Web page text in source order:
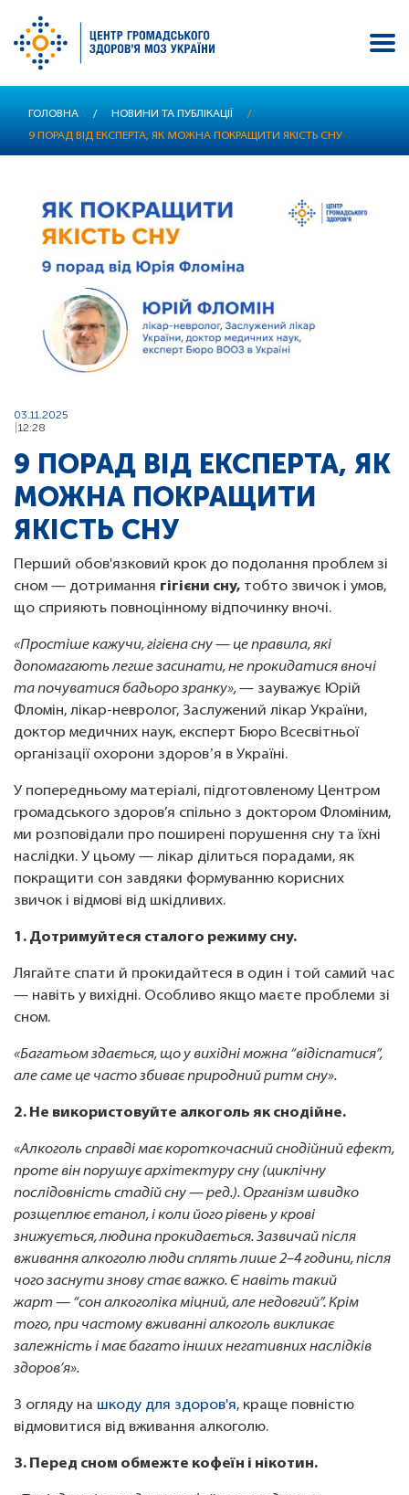
основного
ГОЛОВНА / НОВИНИ ТА ПУБЛІКАЦІЇ
/
9 ПОРАД ВІД ЕКСПЕРТА, ЯК МОЖНА ПОКРАЩИТИ ЯКІСТЬ СНУ
03.11.2025
12:28
9 ПОРАД ВІД ЕКСПЕРТА, ЯК
МОЖНА ПОКРАЩИТИ
ЯКІСТЬ СНУ
Перший обов'язковий крок до подолання проблем зі
сном — дотримання гігієни сну, тобто звичок і умов,
що сприяють повноцінному відпочинку вночі.
«Простіше кажучи, гігієна сну — це правила, які
допомагають легше засинати, не прокидатися вночі
та почуватися бадьоро зранку»,— зауважує Юрій
Фломін, лікар-невролог, Заслужений лікар України,
доктор медичних наук, експерт Бюро Всесвітньої
організації охорони здоровʼя в Україні.
У попередньому матеріалі, підготовленому Центром
громадського здоров’я спільно з доктором Фломіним,
ми розповідали про поширені порушення сну та їхні
наслідки. У цьому — лікар ділиться порадами, як
покращити сон завдяки формуванню корисних
звичок і відмові від шкідливих.
1. Дотримуйтеся сталого режиму сну.
Лягайте спати й прокидайтеся в один і той самий час
— навіть у вихідні. Особливо якщо маєте проблеми зі
сном.
«Багатьом здається, що у вихідні можна “відіспатися”,
але саме це часто збиває природний ритм сну».
2. Не використовуйте алкоголь як снодійне.
«Алкоголь справді має короткочасний снодійний ефект,
проте він порушує архітектуру сну (циклічну
послідовність стадій сну — ред.). Організм швидко
розщеплює етанол, і коли його рівень у крові
знижується, людина прокидається. Зазвичай після
вживання алкоголю люди сплять лише 2–4 години, після
чого заснути знову стає важко. Є навіть такий
жарт — “сон алкоголіка міцний, але недовгий”. Крім
того, при частому вживанні алкоголь викликає
залежність і має багато інших негативних наслідків
здоров’я».
З огляду на шкоду для здоров'я, краще повністю
відмовитися від вживання алкоголю.
3. Перед сном обмежте кофеїн і нікотин.